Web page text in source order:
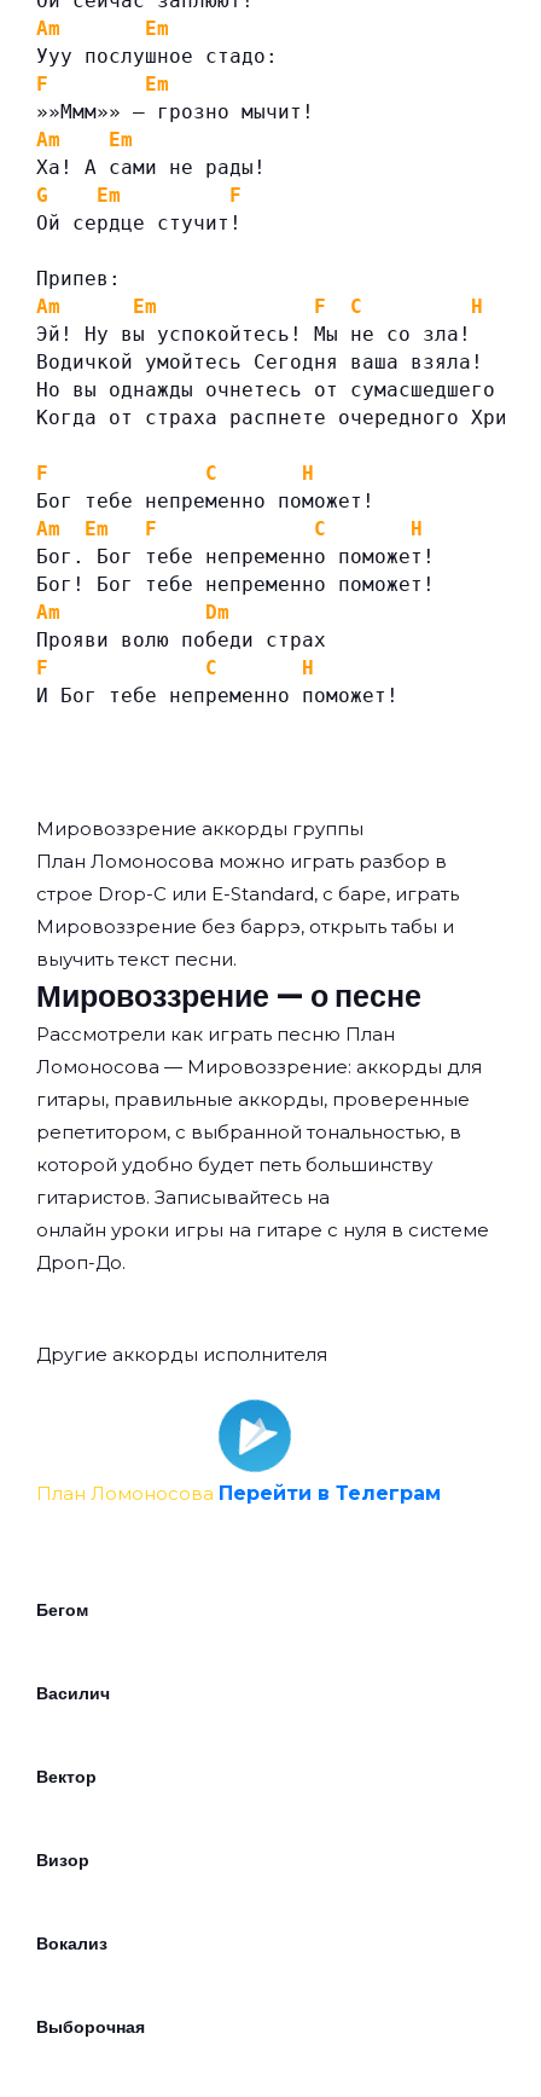
Am
Em
Ууу послушное стадо:
F
Em
»»Ммм»» — грозно мычит!
Am
Em
Ха! А сами не рады!
G
Em
F
Ой сердце стучит!
Припев:
Am
Em F C
H
Эй! Ну вы успокойтесь! Мы не со зла!
Водичкой умойтесь Сегодня ваша взяла!
Но вы однажды очнетесь от сумасшедшего
Когда от страха распнете очередного
F C
H
Бог тебе непременно поможет!
Am
Em F C
H
Бог. Бог тебе непременно поможет!
Бог! Бог тебе непременно поможет!
Am
Dm
Прояви волю победи страх
F
C
H
И Бог тебе непременно поможет!
Мировоззрение аккорды группы
План Ломоносова можно играть разбор в
строе Drop-C или E-Standard, с баре, играть
Мировоззрение без баррэ, открыть табы и
выучить текст песни.
Мировоззрение — о песне
Рассмотрели как играть песню План
Ломоносова — Мировоззрение: аккорды для
гитары, правильные аккорды, проверенные
репетитором, с выбранной тональностью, в
которой удобно будет петь большинству
гитаристов. Записывайтесь на
онлайн уроки игры на гитаре с нуля в системе
Дроп-До.
Другие аккорды исполнителя
План Ломоносова Перейти в Телеграм
Бегом
Василич
Вектор
Визор
Вокализ
Выборочная